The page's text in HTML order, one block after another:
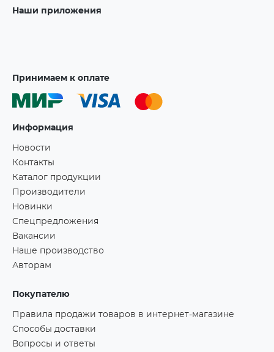
Наши приложения
Принимаем к оплате
Информация
Новости
Контакты
Каталог продукции
Производители
Новинки
Спецпредложения
Вакансии
Наше производство
Авторам
Покупателю
Правила продажи товаров в интернет-магазине
Способы доставки
Вопросы и ответы